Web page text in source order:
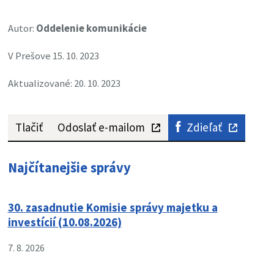
Autor: Oddelenie komunikácie
V Prešove 15. 10. 2023
Aktualizované: 20. 10. 2023
Tlačiť Odoslať e-mailom Zdieľať
Najčítanejšie správy
30. zasadnutie Komisie správy majetku a
investícií (10.08.2026)
7. 8. 2026